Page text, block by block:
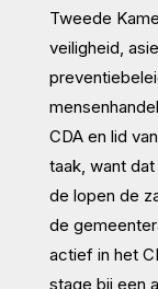
Tweede
veiligheid,
CDA en lid
taak, want
de lopen de
de
actief in het
stage bij een